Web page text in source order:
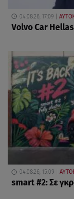
04.08.26, 17:09
Volvo Car
04.08.26, 15:09
smart #2: Σε